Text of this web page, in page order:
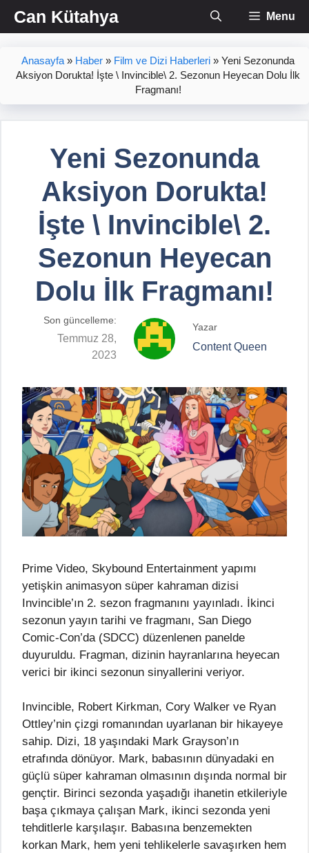
İçeriğe
atlaCan Kütahya Menu
Anasayfa » Haber » Film ve Dizi Haberleri » Yeni Sezonunda
Aksiyon Dorukta! İşte \ Invincible\ 2. Sezonun Heyecan Dolu İlk
Fragmanı!
Yeni Sezonunda
Aksiyon Dorukta!
İşte \ Invincible\ 2.
Sezonun Heyecan
Dolu İlk Fragmanı!
Son güncelleme:
Temmuz 28,
2023
Yazar
Content Queen
Prime Video, Skybound Entertainment yapımı
yetişkin animasyon süper kahraman dizisi
Invincible’ın 2. sezon fragmanını yayınladı. İkinci
sezonun yayın tarihi ve fragmanı, San Diego
Comic-Con’da (SDCC) düzenlenen panelde
duyuruldu. Fragman, dizinin hayranlarına heyecan
verici bir ikinci sezonun sinyallerini veriyor.
Invincible, Robert Kirkman, Cory Walker ve Ryan
Ottley’nin çizgi romanından uyarlanan bir hikayeye
sahip. Dizi, 18 yaşındaki Mark Grayson’ın
etrafında dönüyor. Mark, babasının dünyadaki en
güçlü süper kahraman olmasının dışında normal bir
gençtir. Birinci sezonda yaşadığı ihanetin etkileriyle
başa çıkmaya çalışan Mark, ikinci sezonda yeni
tehditlerle karşılaşır. Babasına benzemekten
korkan Mark, hem yeni tehlikelerle savaşırken hem